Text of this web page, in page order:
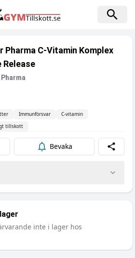
Pharma C-Vitamin Komplex
Release
Pharma
Immunförsvar
C-vitamin
tillskott
Bevaka Dela
inte i lager hos